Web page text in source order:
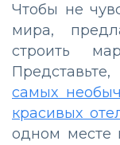
Чтобы не
мира,
строить
самых
красивых
одном месте